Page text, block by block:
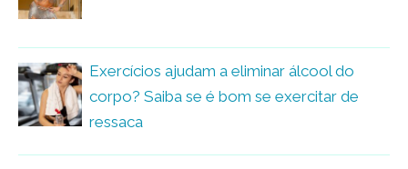
Exercícios ajudam a eliminar álcool do
corpo? Saiba se é bom se exercitar de
ressaca